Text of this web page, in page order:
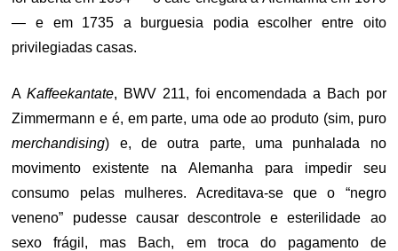
— e em 1735 a burguesia podia escolher entre oito
privilegiadas casas.
AKaffeekantate, BWV 211, foi encomendada a Bach por
Zimmermann e é, em parte, uma ode ao produto (sim, puro
merchandising) e, de outra parte, uma punhalada no
movimento existente na Alemanha para impedir seu
consumo pelas mulheres. Acreditava-se que o “negro
veneno” pudesse causar descontrole e esterilidade ao
sexo frágil, mas Bach, em troca do pagamento de